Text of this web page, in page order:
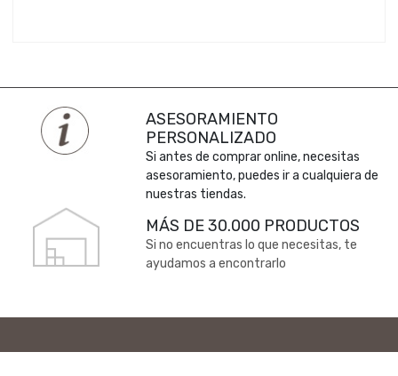
ASESORAMIENTO
PERSONALIZADO
Si antes de comprar online, necesitas
asesoramiento, puedes ir a cualquiera de
nuestras tiendas.
MÁS DE 30.000 PRODUCTOS
Si no encuentras lo que necesitas, te
ayudamos a encontrarlo